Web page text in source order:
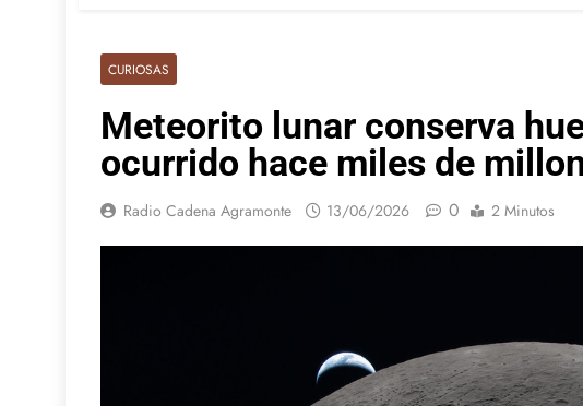
CURIOSAS
Meteorito lunar conserva
ocurrido hace miles de
Radio Cadena Agramonte 13/06/2026 0 2 Minutos